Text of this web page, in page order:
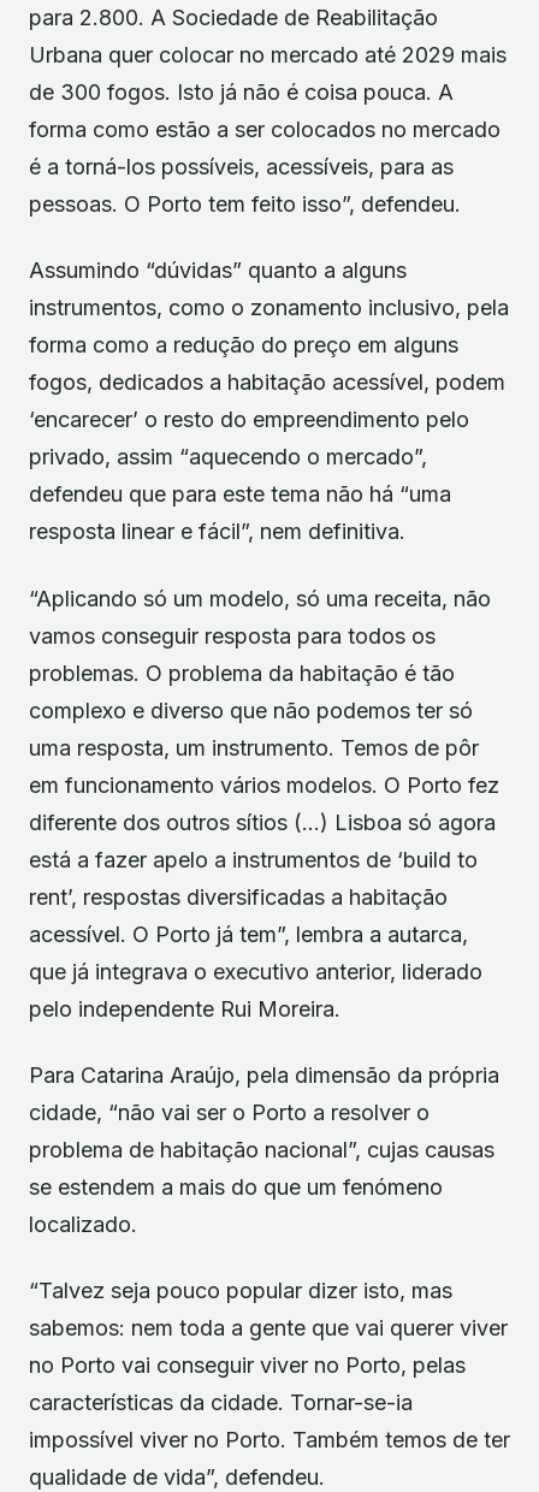
para 2.800. A Sociedade de Reabilitação
Urbana quer colocar no mercado até 2029 mais
de 300 fogos. Isto já não é coisa pouca. A
forma como estão a ser colocados no mercado
é a torná-los possíveis, acessíveis, para as
pessoas. O Porto tem feito isso”, defendeu.
Assumindo “dúvidas” quanto a alguns
instrumentos, como o zonamento inclusivo, pela
forma como a redução do preço em alguns
fogos, dedicados a habitação acessível, podem
‘encarecer’ o resto do empreendimento pelo
privado, assim “aquecendo o mercado”,
defendeu que para este tema não há “uma
resposta linear e fácil”, nem definitiva.
“Aplicando só um modelo, só uma receita, não
vamos conseguir resposta para todos os
problemas. O problema da habitação é tão
complexo e diverso que não podemos ter só
uma resposta, um instrumento. Temos de pôr
em funcionamento vários modelos. O Porto fez
diferente dos outros sítios (…) Lisboa só agora
está a fazer apelo a instrumentos de ‘build to
rent’, respostas diversificadas a habitação
acessível. O Porto já tem”, lembra a autarca,
que já integrava o executivo anterior, liderado
pelo independente Rui Moreira.
Para Catarina Araújo, pela dimensão da própria
cidade, “não vai ser o Porto a resolver o
problema de habitação nacional”, cujas causas
se estendem a mais do que um fenómeno
localizado.
“Talvez seja pouco popular dizer isto, mas
sabemos: nem toda a gente que vai querer viver
no Porto vai conseguir viver no Porto, pelas
características da cidade. Tornar-se-ia
impossível viver no Porto. Também temos de ter
qualidade de vida”, defendeu.